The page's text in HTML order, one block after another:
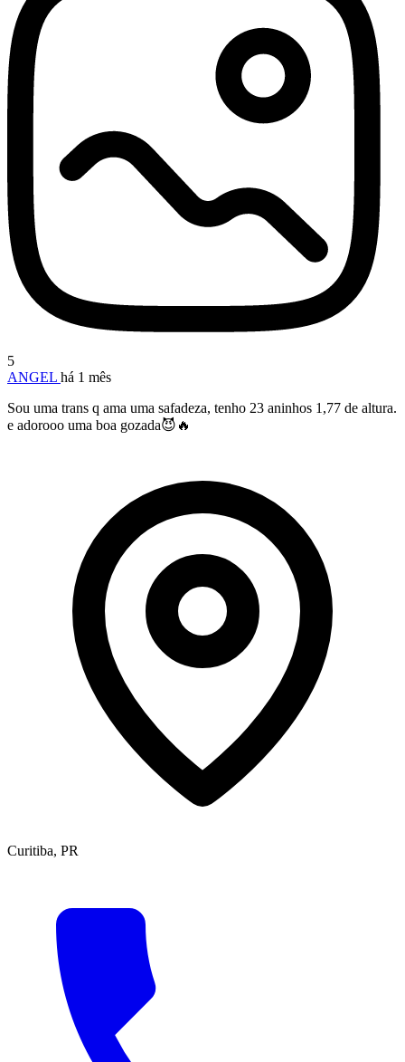
5
ANGEL há 1 mês
Sou uma trans q ama uma safadeza, tenho 23 aninhos 1,77 de altura.
e adorooo uma boa gozada😈🔥
Curitiba, PR